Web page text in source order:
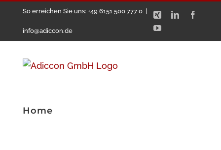
springen
So erreichen Sie uns: +49 6151 500 777 0
info@adiccon.de
Xing LinkedIn
YouTube
Home